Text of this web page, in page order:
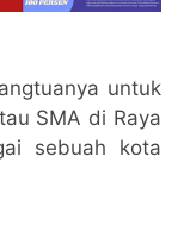
untuk
SMA di Raya
sebuah kota